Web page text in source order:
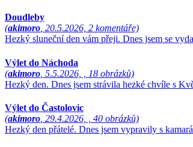
Doudleby
(akimoro , 20.5.2026, 2 komentáře)
Hezký sluneční den vám přeji. Dnes jsem se
Výlet do Náchoda
(akimoro , 5.5.2026, , 18 obrázků)
Hezký den. Dnes jsem strávila hezké chvíle s
Výlet do Častolovic
(akimoro , 29.4.2026, , 40 obrázků)
Hezký den přátelé. Dnes jsem vypravily s